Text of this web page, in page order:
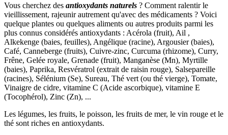
Vous cherchez des antioxydants naturels ? Comment ralentir le
vieillissement, rajeunir autrement qu'avec des médicaments ? Voici
quelque plantes ou quelques aliments ou autres produits parmi les
plus connus considérés antioxydants : Acérola (fruit), Ail ,
Alkekenge (baies, feuilles), Angélique (racine), Argousier (baies),
Café, Canneberge (fruits), Cuivre-zinc, Curcuma (rhizome), Curry,
Frêne, Gelée royale, Grenade (fruit), Manganèse (Mn), Myrtille
(baies), Paprika, Resvératrol (extrait de raisin rouge), Salsepareille
(racines), Sélénium (Se), Sureau, Thé vert (ou thé vierge), Tomate,
Vinaigre de cidre, vitamine C (Acide ascorbique), vitamine E
(Tocophérol), Zinc (Zn), ...
Les légumes, les fruits, le poisson, les fruits de mer, le vin rouge et le
thé sont riches en antioxydants.